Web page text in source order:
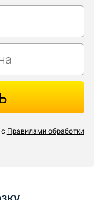
Правилами обработки